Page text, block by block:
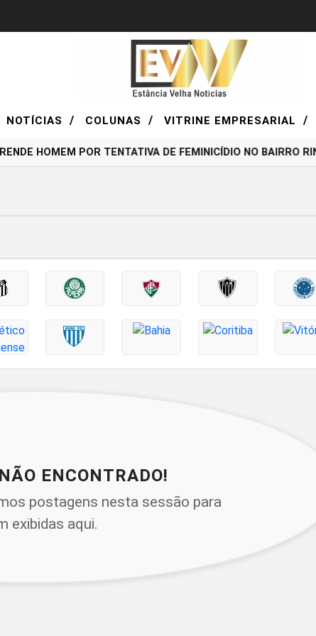
NOTÍCIAS / COLUNAS / VITRINE EMPRESARIAL /
HOMEM POR TENTATIVA DE FEMINICÍDIO NO BAIRRO
ENCONTRADO!
postagens nesta sessão para
exibidas aqui.